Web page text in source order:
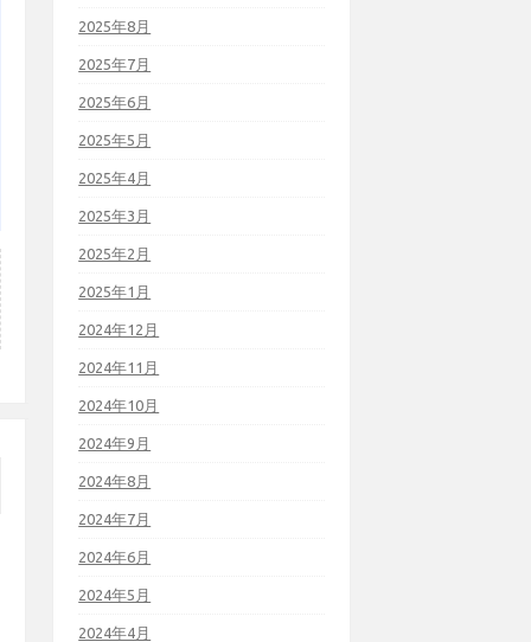
2025年8月
2025年7月
2025年6月
2025年5月
2025年4月
2025年3月
2025年2月
2025年1月
2024年12月
2024年11月
2024年10月
2024年9月
2024年8月
2024年7月
2024年6月
2024年5月
2024年4月